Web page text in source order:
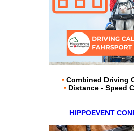
• Combined Driving
•Distance - Speed
HIPPOEVENT